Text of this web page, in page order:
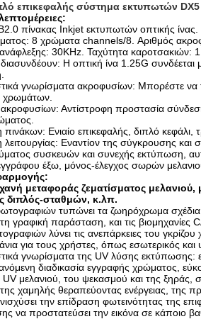
επικεφαλής σύστημα εκτυπωτών
πίνακας Inkjet εκτυπωτών οπτικής ίνας.
8 χρώματα channels/8. Αριθμός
30KHz. Ταχύτητα καροτσακιών:
διασυνδέουν: Η οπτική ίνα 1.25G
γνωρίσματα ακροφυσίων: Μπορέστε να
χρωμάτων.
Αντίστροφη προστασία
πινάκων: Ενιαίο επικεφαλής, διπλό κεφάλι,
Εναντίον της σύγκρουσης
συσκευών και συνεχής εκτύπωση,
έξω, μόνος-έλεγχος σωρών
μεταφοράς ζεματίσματος
διπλός-σταθμών, κ.λπ.
τυπώνει τα ζωηρόχρωμα σχέδια
γραφική παράσταση, και τις
λύνει τις ανεπάρκειες του
για τους χρήστες, όπως εσωτερικός
γνωρίσματα της UV λύσης εκτύπωσης:
διαδικασία εγγραφής χρώματος,
UV μελανιού, του ψεκασμού και της
χαμηλής θεραπεύοντας ενέργειας, της
την επίδραση φωτεινότητας της
να προστατεύσει την εικόνα σε κάποιο